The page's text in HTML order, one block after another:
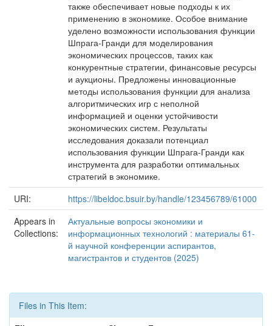
также обеспечивает новые подходы к их
применению в экономике. Особое внимание
уделено возможности использования функции
Шпрага-Гранди для моделирования
экономических процессов, таких как
конкурентные стратегии, финансовые ресурсы
и аукционы. Предложены инновационные
методы использования функции для анализа
алгоритмических игр с неполной
информацией и оценки устойчивости
экономических систем. Результаты
исследования доказали потенциал
использования функции Шпрага-Гранди как
инструмента для разработки оптимальных
стратегий в экономике.
URI:
https://libeldoc.bsuir.by/handle/123456789/61000
Appears in
Collections:
Актуальные вопросы экономики и
информационных технологий : материалы 61-
й научной конференции аспирантов,
магистрантов и студентов (2025)
Files in This Item: